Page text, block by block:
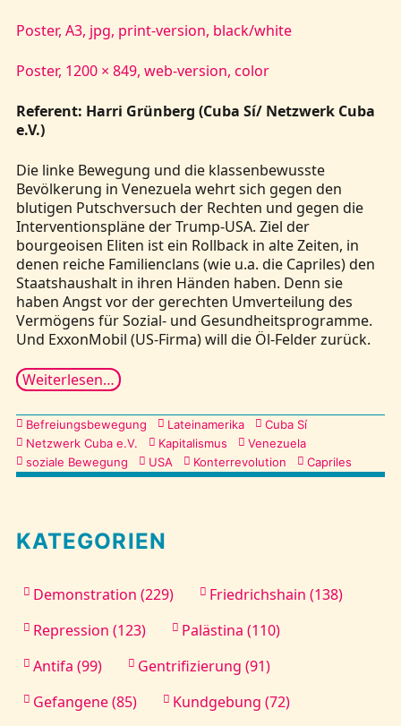
Poster, A3, jpg, print-version, black/white
Poster, 1200 × 849, web-version, color
Referent: Harri Grünberg (Cuba Sí/ Netzwerk Cuba
e.V.)
Die linke Bewegung und die klassenbewusste
Bevölkerung in Venezuela wehrt sich gegen den
blutigen Putschversuch der Rechten und gegen die
Interventionspläne der Trump-USA. Ziel der
bourgeoisen Eliten ist ein Rollback in alte Zeiten, in
denen reiche Familienclans (wie u.a. die Capriles) den
Staatshaushalt in ihren Händen haben. Denn sie
haben Angst vor der gerechten Umverteilung des
Vermögens für Sozial- und Gesundheitsprogramme.
Und ExxonMobil (US-Firma) will die Öl-Felder zurück.
Weiterlesen…
Kategorien
Befreiungsbewegung Lateinamerika
Cuba Sí
Netzwerk Cuba e.V.
Kapitalismus
Venezuela
soziale Bewegung
USA Konterrevolution Capriles
KATEGORIEN
Demonstration (229)
Friedrichshain (138)
Repression (123)
Palästina (110)
Antifa (99)
Gentrifizierung (91)
Gefangene (85)
Kundgebung (72)